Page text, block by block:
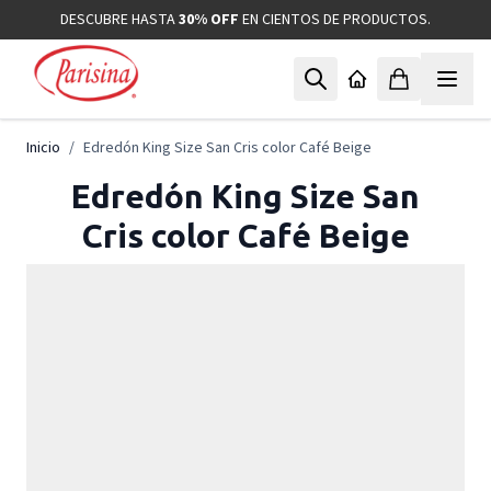
Ir al contenidoDESCUBRE HASTA30% OFF EN CIENTOS DE PRODUCTOS.
Inicio / Edredón King Size San Cris color Café Beige
Edredón King Size San
Cris color Café Beige